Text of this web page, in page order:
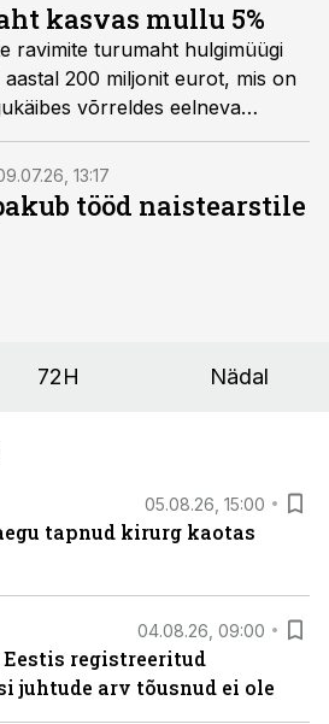
kasvas mullu 5%
turumaht hulgimüügi
aastal 200 miljonit eurot, mis on
mullu kasvajavastaste
13:17
tööd naistearstile
72H Nädal
05.08.26, 15:00
tapnud kirurg kaotas
04.08.26, 09:00
Eestis registreeritud
juhtude arv tõusnud ei ole